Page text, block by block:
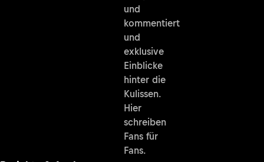
und
kommentiert
und
exklusive
Einblicke
hinter die
Kulissen.
Hier
schreiben
Fans für
Fans.